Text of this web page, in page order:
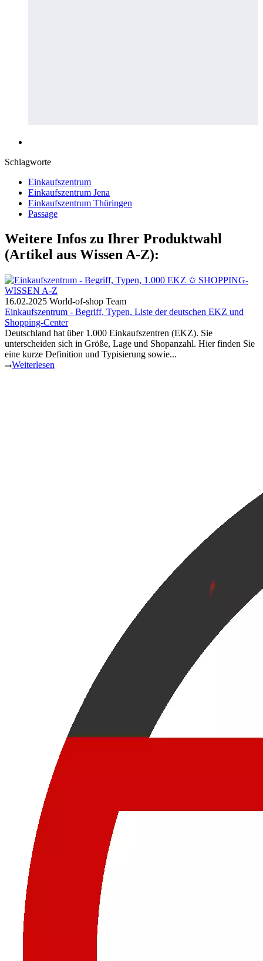
Schlagworte
Einkaufszentrum
Einkaufszentrum Jena
Einkaufszentrum Thüringen
Passage
Weitere Infos zu Ihrer Produktwahl
(Artikel aus Wissen A-Z):
16.02.2025 World-of-shop Team
Einkaufszentrum - Begriff, Typen, Liste der deutschen EKZ und
Shopping-Center
Deutschland hat über 1.000 Einkaufszentren (EKZ). Sie
unterscheiden sich in Größe, Lage und Shopanzahl. Hier finden Sie
eine kurze Definition und Typisierung sowie...
Weiterlesen